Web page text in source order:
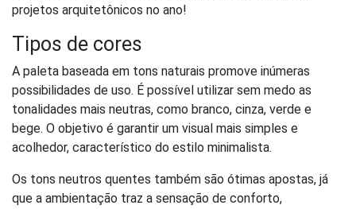
projetos arquitetônicos no ano!
Tipos de cores
A paleta baseada em tons naturais promove inúmeras
possibilidades de uso. É possível utilizar sem medo as
tonalidades mais neutras, como branco, cinza, verde e
bege. O objetivo é garantir um visual mais simples e
acolhedor, característico do estilo minimalista.
Os tons neutros quentes também são ótimas apostas, já
que a ambientação traz a sensação de conforto,